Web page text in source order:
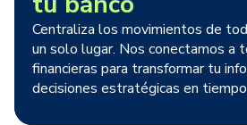
Centraliza los movimientos de
un solo lugar. Nos conectamos a
financieras para transformar tu
decisiones estratégicas en